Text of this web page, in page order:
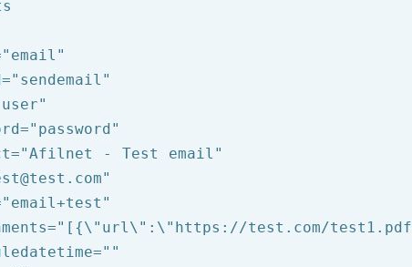
"email"
"sendemail"
"password"
"Afilnet - Test email"
"email+test"
"[{\"url\":\"https://test.com/
""